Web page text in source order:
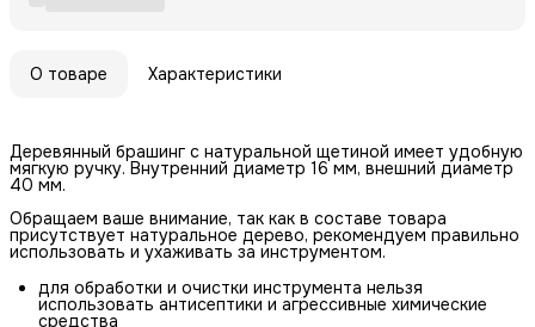
О товаре Характеристики
Деревянный брашинг с натуральной щетиной имеет удобную
мягкую ручку. Внутренний диаметр 16 мм, внешний диаметр
40 мм.
Обращаем ваше внимание, так как в составе товара
присутствует натуральное дерево, рекомендуем правильно
использовать и ухаживать за инструментом.
для обработки и очистки инструмента нельзя
использовать антисептики и агрессивные химические
средства